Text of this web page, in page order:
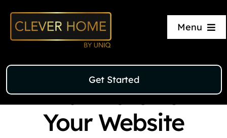
content
Menu
Units
Our Process
Get Started
Digital Marketing• Inbound Marketing•
Marketing Strategy
Marketing Tips
And Tricks For
Your Website